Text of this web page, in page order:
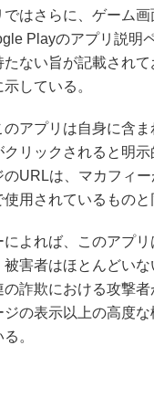
はさらに、ゲーム画
Playのアプリ説明
たない旨が記載され
している。
アプリは自身に含ま
クリックされると明
のURLは、マカフィ
用されているものと
よれば、このアプ
被害者はほとんどい
の詐欺における攻撃
ジの表示以上の高度
。